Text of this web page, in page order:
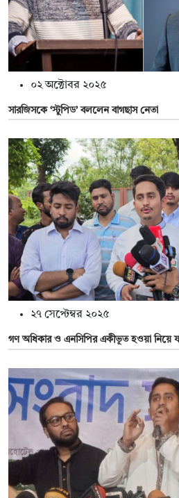
০২ অক্টোবর ২০২৫
সারজিসকে ‘স্টুপিড’ বললেন বাগছাস নেতা
২৭ সেপ্টেম্বর ২০২৫
গণ অধিকার ও এনসিপির একীভূত হওয়া নিয়ে